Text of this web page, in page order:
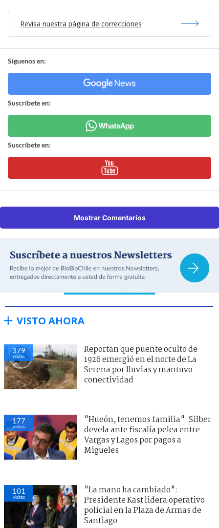
Revisa nuestra página de correcciones
Síguenos en:
Suscríbete en:
Suscríbete en:
Mostrar Comentarios
VISTO AHORA
379
visitas
Reportan que puente oculto de
1926 emergió en el norte de La
Serena por lluvias y mantuvo
conectividad
177
visitas
"Hueón, tenemos familia": Silber
devela ante fiscalía pelea entre
Vargas y Lagos por pagos a
Migueles
101
visitas
"La mano ha cambiado":
Presidente Kast lidera operativo
policial en la Plaza de Armas de
Santiago